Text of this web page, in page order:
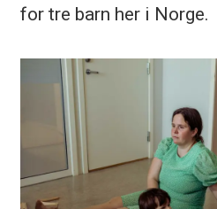
for tre barn her i Norge.